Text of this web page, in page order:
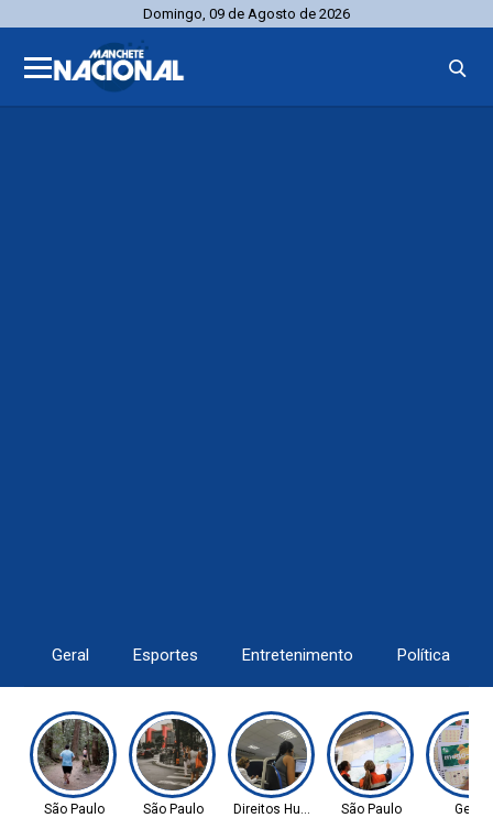
Domingo, 09 de Agosto de 2026
Geral Esportes Entretenimento Política
São Paulo São Paulo Direitos HumanosSão Paulo Geral